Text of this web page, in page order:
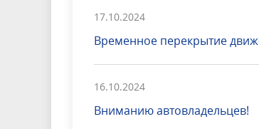
17.10.2024
Временное перекрытие
16.10.2024
Вниманию автовладельцев!